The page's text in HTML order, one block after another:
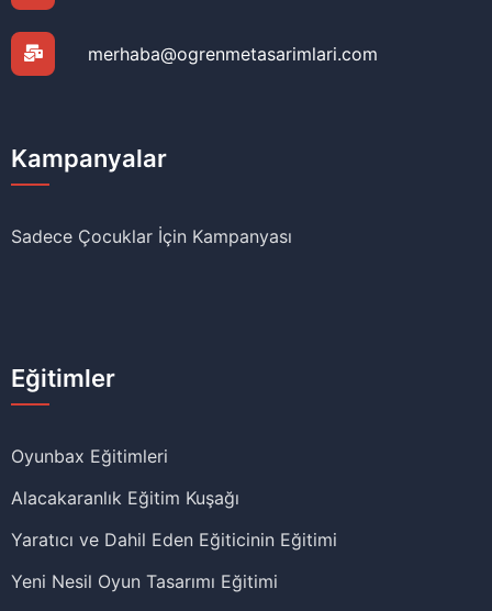
merhaba@ogrenmetasarimlari.com
Kampanyalar
Sadece Çocuklar İçin Kampanyası
Eğitimler
Oyunbax Eğitimleri
Alacakaranlık Eğitim Kuşağı
Yaratıcı ve Dahil Eden Eğiticinin Eğitimi
Yeni Nesil Oyun Tasarımı Eğitimi